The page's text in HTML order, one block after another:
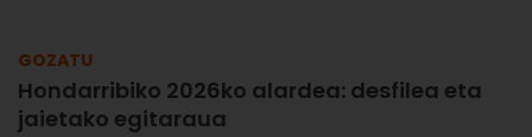
GOZATU
Hondarribiko 2026ko alardea: desfilea eta
jaietako egitaraua